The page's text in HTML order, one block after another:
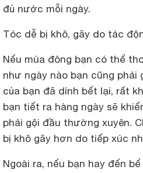
đủ nước mỗi ngày.
Tóc dễ bị khô, gãy do tác
Nếu mùa đông bạn có thể
như ngày nào bạn cũng
của bạn đã dính bết lại, rất
bạn tiết ra hàng ngày sẽ
phải gội đầu thường xuyên.
bị khô gãy hơn do tiếp xúc
Ngoài ra, nếu bạn hay đến